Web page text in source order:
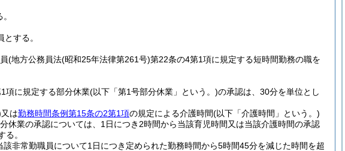
する。
(地方公務員法(昭和25年法律第261号)第22条の4第1項に規定する短時間勤務の職を
項に規定する部分休業(以下「第1号部分休業」という。)の承認は、30分を単位とし
又は勤務時間条例第15条の2第1項の規定による介護時間(以下「介護時間」という。)
休業の承認については、1日につき2時間から当該育児時間又は当該介護時間の承認
。
非常勤職員について1日につき定められた勤務時間から5時間45分を減じた時間を超